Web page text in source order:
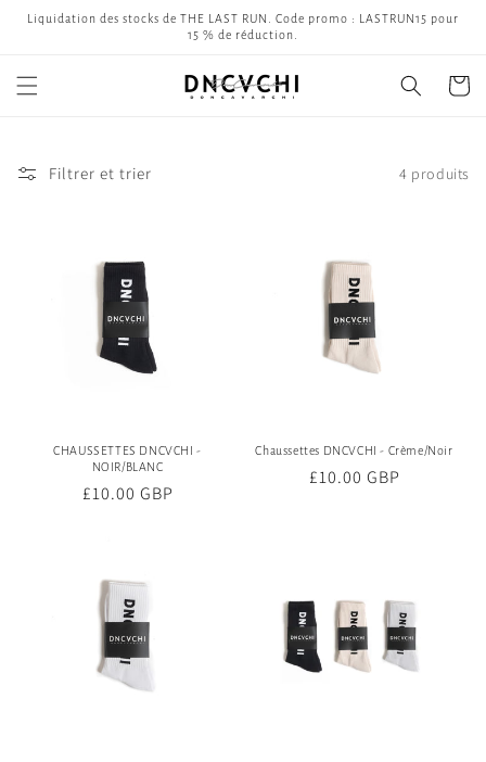
passer
Liquidation des stocks de THE LAST RUN. Code promo : LASTRUN15 pour
15 % de réduction.
Panier
Filtrer et trier 4 produits
CHAUSSETTES DNCVCHI -
NOIR/BLANC
Prix
£10.00 GBP
Chaussettes DNCVCHI - Crème/Noir
Prix
£10.00 GBP